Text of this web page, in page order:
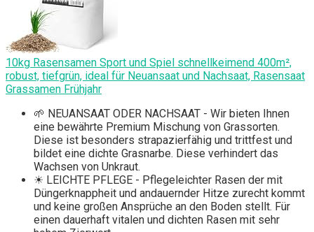
10kg Rasensamen Sport und Spiel schnellkeimend 400m²,
robust, tiefgrün, ideal für Neuansaat und Nachsaat, Rasensaat
Grassamen Frühjahr
🌱 NEUANSAAT ODER NACHSAAT - Wir bieten Ihnen
eine bewährte Premium Mischung von Grassorten.
Diese ist besonders strapazierfähig und trittfest und
bildet eine dichte Grasnarbe. Diese verhindert das
Wachsen von Unkraut.
☀ LEICHTE PFLEGE - Pflegeleichter Rasen der mit
Düngerknappheit und andauernder Hitze zurecht kommt
und keine großen Ansprüche an den Boden stellt. Für
einen dauerhaft vitalen und dichten Rasen mit sehr